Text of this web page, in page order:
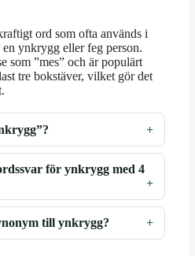
ord som ofta används i
ynkrygg eller feg person.
som ”mes” och är populärt
tre bokstäver, vilket gör det
för ynkrygg med 4
till ynkrygg?